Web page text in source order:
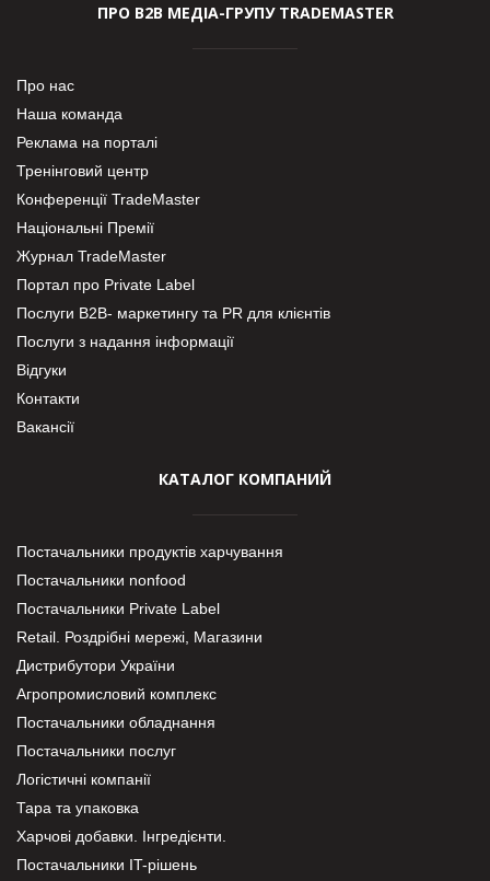
ПРО В2В МЕДІА-ГРУПУ TRADEMASTER
Про нас
Наша команда
Реклама на порталі
Тренінговий центр
Конференції TradeMaster
Національні Премії
Журнал TradeMaster
Портал про Private Label
Послуги В2В- маркетингу та PR для клієнтів
Послуги з надання інформації
Відгуки
Контакти
Вакансії
КАТАЛОГ КОМПАНИЙ
Постачальники продуктів харчування
Постачальники nonfood
Постачальники Private Label
Retail. Роздрібні мережі, Магазини
Дистрибутори України
Агропромисловий комплекс
Постачальники обладнання
Постачальники послуг
Логістичні компанії
Тара та упаковка
Харчові добавки. Інгредієнти.
Постачальники IT-рішень